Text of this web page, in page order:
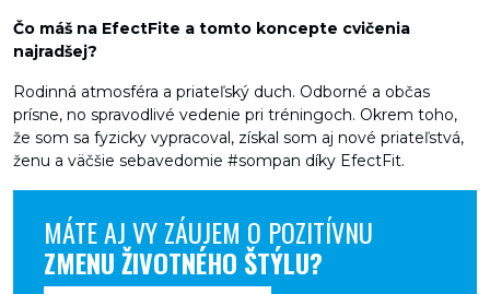
Čo máš na EfectFite a tomto koncepte cvičenia
najradšej?
Rodinná atmosféra a priateľský duch. Odborné a občas
prísne, no spravodlivé vedenie pri tréningoch. Okrem toho,
že som sa fyzicky vypracoval, získal som aj nové priateľstvá,
ženu a väčšie sebavedomie #sompan díky EfectFit.
MÁTE AJ VY ZÁUJEM O POZITÍVNU
ZMENU ŽIVOTNÉHO ŠTÝLU?